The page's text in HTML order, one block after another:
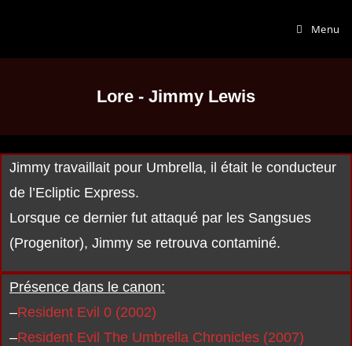
Menu
Lore - Jimmy Lewis
Jimmy travaillait pour Umbrella, il était le conducteur
de l’Ecliptic Express.
Lorsque ce dernier fut attaqué par les Sangsues
(Progenitor), Jimmy se retrouva contaminé.
Présence dans le canon:
–Resident Evil 0 (2002)
–Resident Evil The Umbrella Chronicles (2007)